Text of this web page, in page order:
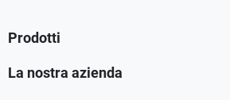
Prodotti
La nostra azienda